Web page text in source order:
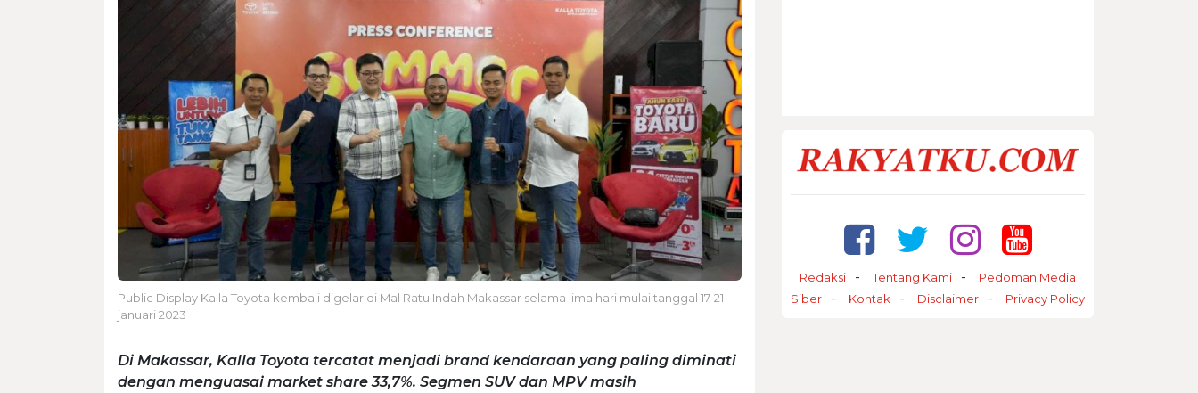
Public Display Kalla Toyota kembali digelar di Mal Ratu Indah Makassar selama lima hari mulai tanggal 17-21
januari 2023
Di Makassar, Kalla Toyota tercatat menjadi brand kendaraan yang paling diminati
dengan menguasai market share 33,7%. Segmen SUV dan MPV masih
Redaksi Tentang Kami
Pedoman Media
Siber
Kontak Disclaimer Privacy Policy